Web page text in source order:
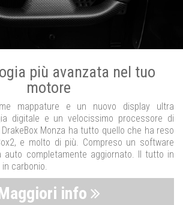
più avanzata nel tuo
motore
mappature e un nuovo display ultra
digitale e un velocissimo processore di
Monza ha tutto quello che ha reso
e molto di più. Compreso un software
completamente aggiornato. Il tutto in
carbonio.
info